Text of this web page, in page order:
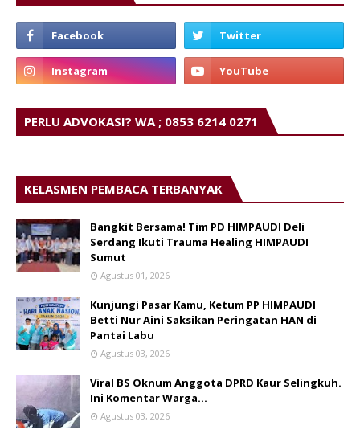
PERLU ADVOKASI? WA ; 0853 6214 0271
KELASMEN PEMBACA TERBANYAK
Bangkit Bersama! Tim PD HIMPAUDI Deli
Serdang Ikuti Trauma Healing HIMPAUDI
Sumut
Agustus 01, 2026
Kunjungi Pasar Kamu, Ketum PP HIMPAUDI
Betti Nur Aini Saksikan Peringatan HAN di
Pantai Labu
Agustus 03, 2026
Viral BS Oknum Anggota DPRD Kaur Selingkuh.
Ini Komentar Warga…
Agustus 03, 2026